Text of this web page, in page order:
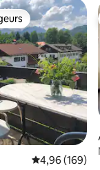
les plus appréciés
Évaluation
4,96 (169)